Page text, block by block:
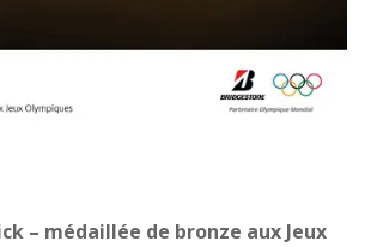
– médaillée de bronze aux Jeux